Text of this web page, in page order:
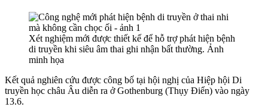
Xét nghiệm mới được thiết kế để hỗ trợ phát hiện bệnh
di truyền khi siêu âm thai ghi nhận bất thường. Ảnh
minh họa
Kết quả nghiên cứu được công bố tại hội nghị của Hiệp hội Di
truyền học châu Âu diễn ra ở Gothenburg (Thụy Điển) vào ngày
13.6.